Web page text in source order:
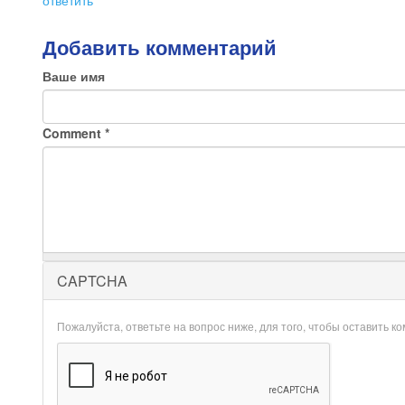
Добавить комментарий
Ваше имя
Comment *
CAPTCHA
Пожалуйста, ответьте на вопрос ниже, для того, чтобы оставить